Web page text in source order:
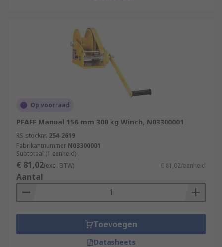
Op voorraad
PFAFF Manual 156 mm 300 kg Winch, N03300001
RS-stocknr. 254-2619
Fabrikantnummer N03300001
Subtotaal (1 eenheid)
€ 81,02(excl. BTW) € 81,02/eenheid
Aantal
Toevoegen
Datasheets